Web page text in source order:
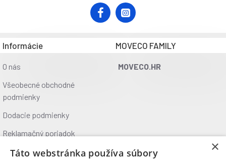
Informácie
O nás
Všeobecné obchodné
podmienky
Dodacie podmienky
Reklamačný poriadok
Ochrana údajov
MOVECO FAMILY
MOVECO.HR
×
Táto webstránka používa súbory